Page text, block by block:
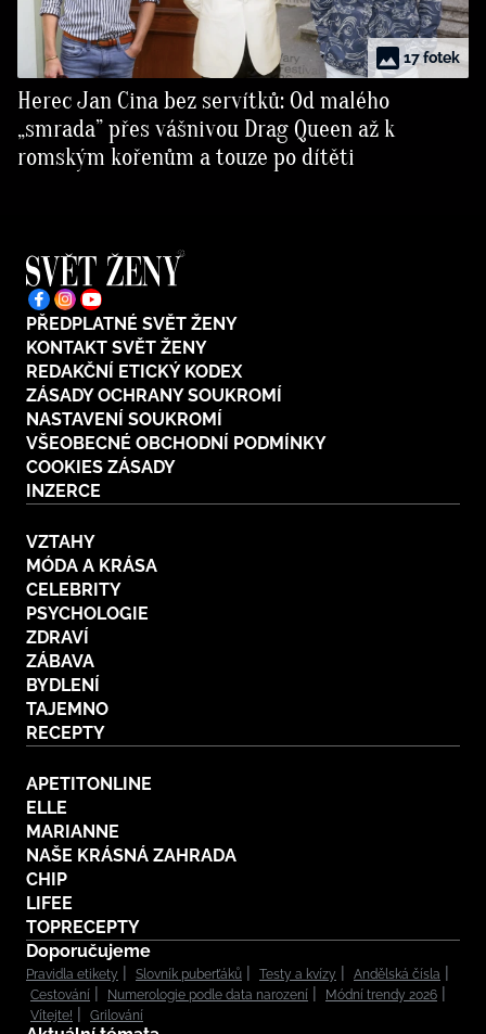
17 fotek
Herec Jan Cina bez servítků: Od malého
„smrada” přes vášnivou Drag Queen až k
romským kořenům a touze po dítěti
PŘEDPLATNÉ SVĚT ŽENY
KONTAKT SVĚT ŽENY
REDAKČNÍ ETICKÝ KODEX
ZÁSADY OCHRANY SOUKROMÍ
NASTAVENÍ SOUKROMÍ
VŠEOBECNÉ OBCHODNÍ PODMÍNKY
COOKIES ZÁSADY
INZERCE
VZTAHY
MÓDA A KRÁSA
CELEBRITY
PSYCHOLOGIE
ZDRAVÍ
ZÁBAVA
BYDLENÍ
TAJEMNO
RECEPTY
APETITONLINE
ELLE
MARIANNE
NAŠE KRÁSNÁ ZAHRADA
CHIP
LIFEE
TOPRECEPTY
Doporučujeme
Pravidla etikety Slovník puberťáků Testy a kvízy
Andělská čísla
Cestování
Numerologie podle data narození
Módní trendy 2026
Vítejte!
Grilování